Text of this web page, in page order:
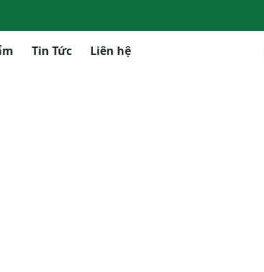
Tin Tức Liên hệ